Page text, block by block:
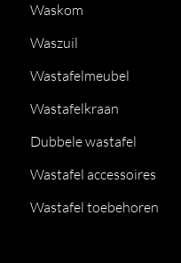
Waskom
Waszuil
Wastafelmeubel
Wastafelkraan
Dubbele wastafel
Wastafel accessoires
Wastafel toebehoren